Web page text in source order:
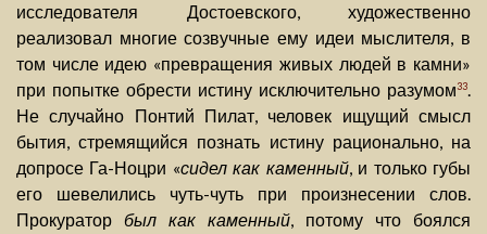
исследователя Достоевского, художественно
реализовал многие созвучные ему идеи мыслителя, в
том числе идею «превращения живых людей в камни»
при попытке обрести истину исключительно разумом33.
Не случайно Понтий Пилат, человек ищущий смысл
бытия, стремящийся познать истину рационально, на
допросе Га-Ноцри «сидел как каменный, и только губы
его шевелились чуть-чуть при произнесении слов.
Прокуратор был как каменный, потому что боялся